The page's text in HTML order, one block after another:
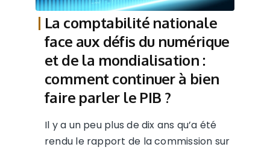
La comptabilité nationale
face aux défis du numérique
et de la mondialisation :
comment continuer à bien
faire parler le PIB ?
Il y a un peu plus de dix ans qu’a été
rendu le rapport de la commission sur